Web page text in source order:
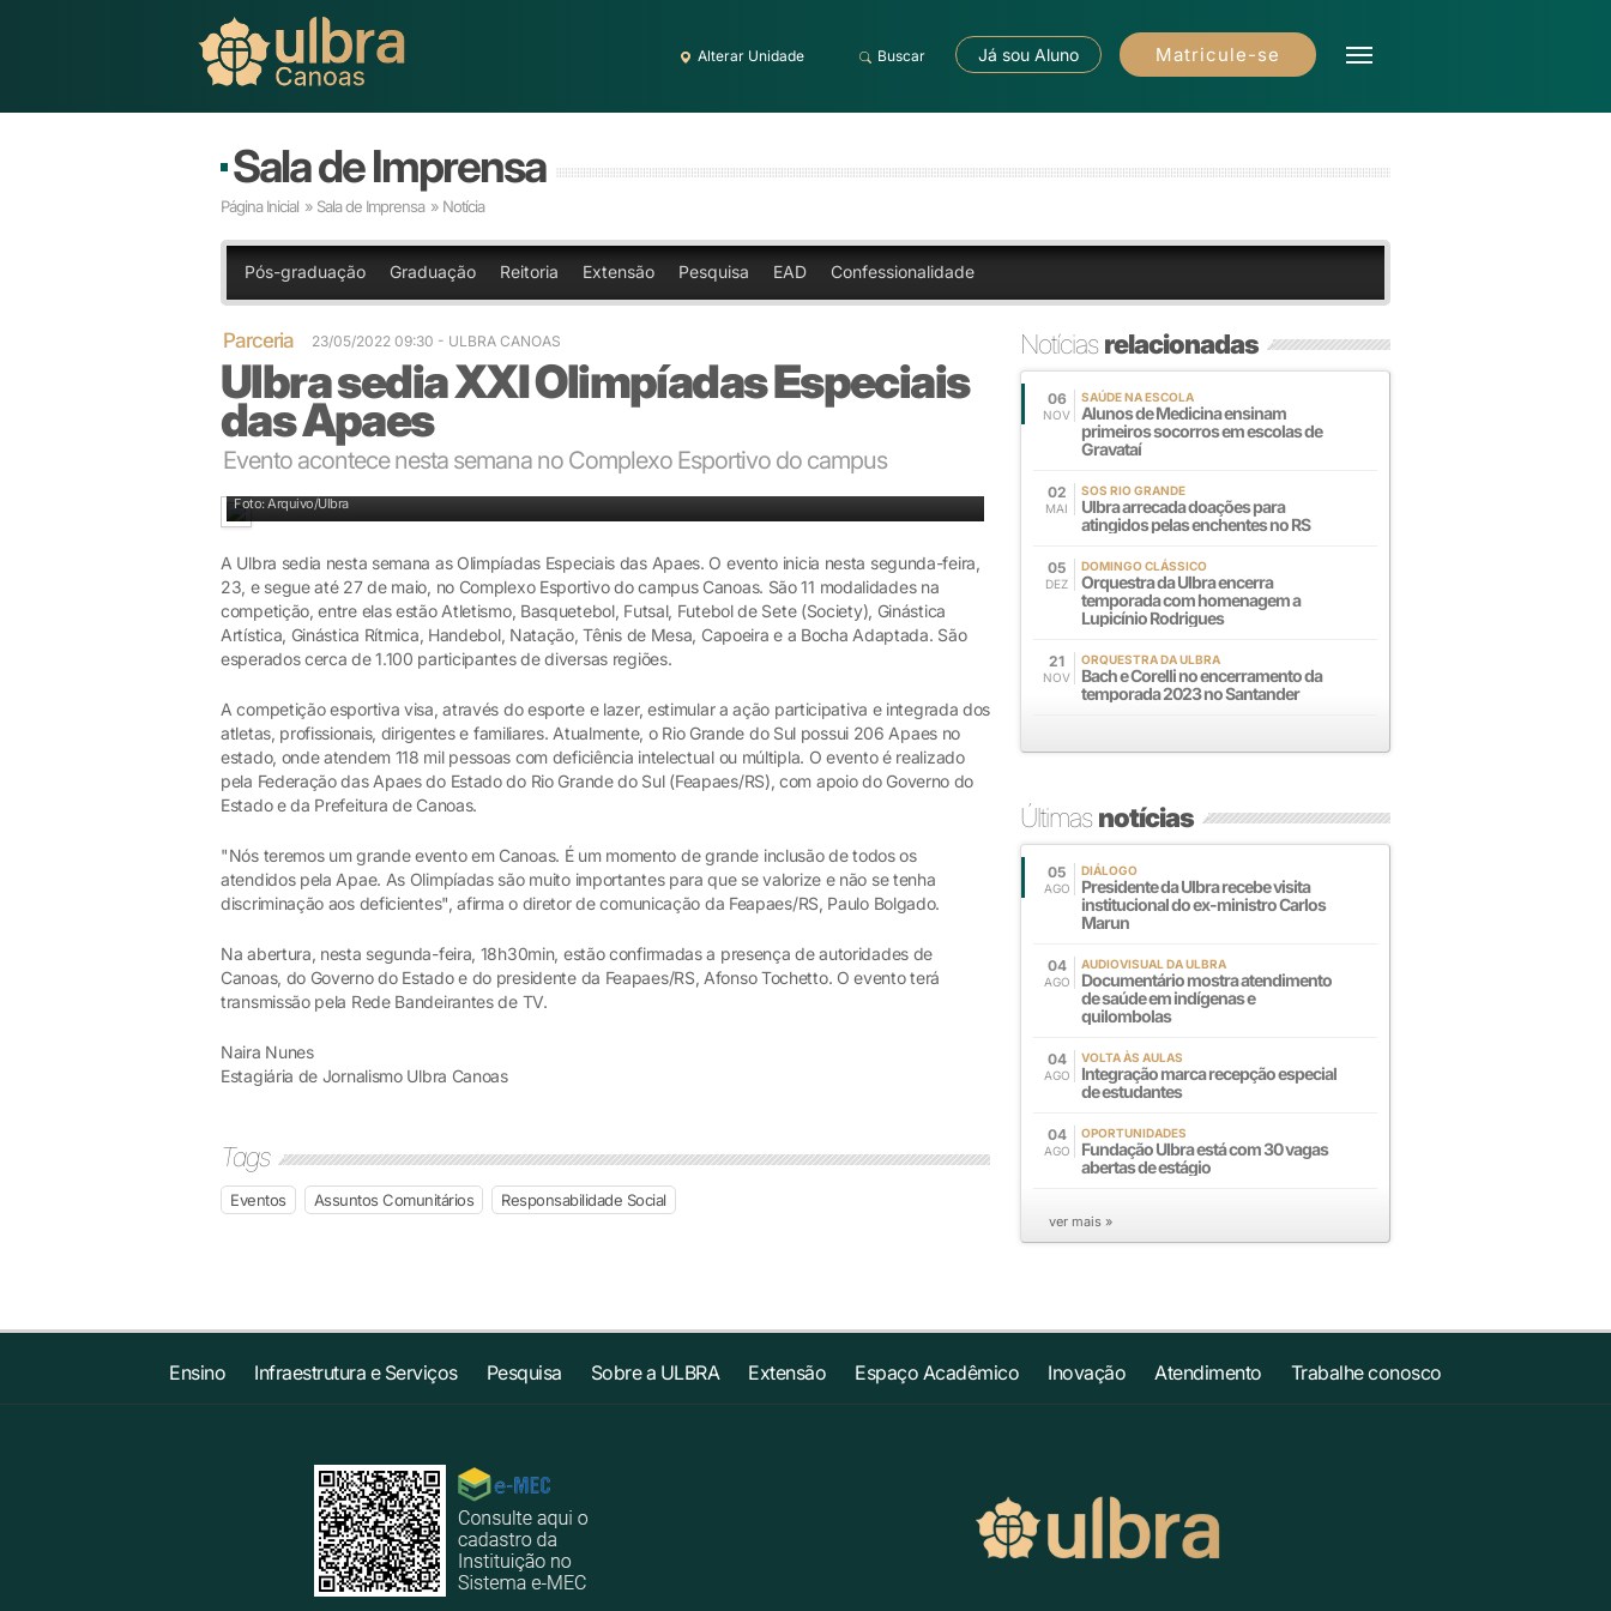
Alterar Unidade Buscar Já sou Aluno Matricule-se
Sala de Imprensa
Página Inicial » Sala de Imprensa » Notícia
Pós-graduação Graduação Reitoria Extensão Pesquisa EAD Confessionalidade
Parceria 23/05/2022 09:30 - ULBRA CANOAS
Ulbra sedia XXI Olimpíadas Especiais
das Apaes
Evento acontece nesta semana no Complexo Esportivo do campus
Foto: Arquivo/Ulbra
A Ulbra sedia nesta semana as Olimpíadas Especiais das Apaes. O evento inicia nesta segunda-feira,
23, e segue até 27 de maio, no Complexo Esportivo do campus Canoas. São 11 modalidades na
competição, entre elas estão Atletismo, Basquetebol, Futsal, Futebol de Sete (Society), Ginástica
Artística, Ginástica Rítmica, Handebol, Natação, Tênis de Mesa, Capoeira e a Bocha Adaptada. São
esperados cerca de 1.100 participantes de diversas regiões.
A competição esportiva visa, através do esporte e lazer, estimular a ação participativa e integrada dos
atletas, profissionais, dirigentes e familiares. Atualmente, o Rio Grande do Sul possui 206 Apaes no
estado, onde atendem 118 mil pessoas com deficiência intelectual ou múltipla. O evento é realizado
pela Federação das Apaes do Estado do Rio Grande do Sul (Feapaes/RS), com apoio do Governo do
Estado e da Prefeitura de Canoas.
"Nós teremos um grande evento em Canoas. É um momento de grande inclusão de todos os
atendidos pela Apae. As Olimpíadas são muito importantes para que se valorize e não se tenha
discriminação aos deficientes", afirma o diretor de comunicação da Feapaes/RS, Paulo Bolgado.
Na abertura, nesta segunda-feira, 18h30min, estão confirmadas a presença de autoridades de
Canoas, do Governo do Estado e do presidente da Feapaes/RS, Afonso Tochetto. O evento terá
transmissão pela Rede Bandeirantes de TV.
Naira Nunes
Estagiária de Jornalismo Ulbra Canoas
Tags
Eventos Assuntos Comunitários Responsabilidade Social
Notíciasrelacionadas
06
NOV
SAÚDE NA ESCOLA
Alunos de Medicina ensinam
primeiros socorros em escolas de
Gravataí
02
MAI
SOS RIO GRANDE
Ulbra arrecada doações para
atingidos pelas enchentes no RS
05
DEZ
DOMINGO CLÁSSICO
Orquestra da Ulbra encerra
temporada com homenagem a
Lupicínio Rodrigues
21
NOV
ORQUESTRA DA ULBRA
Bach e Corelli no encerramento da
temporada 2023 no Santander
Últimasnotícias
05
AGO
DIÁLOGO
Presidente da Ulbra recebe visita
institucional do ex-ministro Carlos
Marun
04
AGO
AUDIOVISUAL DA ULBRA
Documentário mostra atendimento
de saúde em indígenas e
quilombolas
04
AGO
VOLTA ÀS AULAS
Integração marca recepção especial
de estudantes
04
AGO
OPORTUNIDADES
Fundação Ulbra está com 30 vagas
abertas de estágio
ver mais »
Ensino Infraestrutura e Serviços Pesquisa Sobre a ULBRA Extensão Espaço Acadêmico Inovação Atendimento Trabalhe conosco